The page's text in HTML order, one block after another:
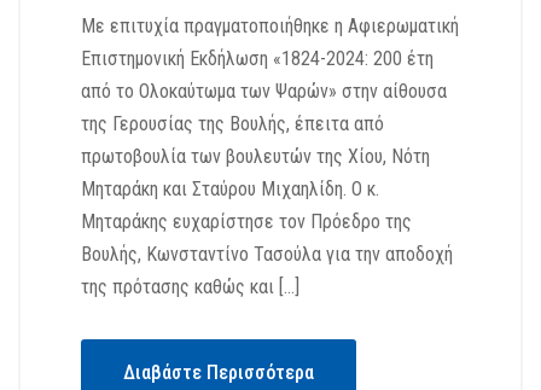
Με επιτυχία πραγματοποιήθηκε η Αφιερωματική
Επιστημονική Εκδήλωση «1824-2024: 200 έτη
από το Ολοκαύτωμα των Ψαρών» στην αίθουσα
της Γερουσίας της Βουλής, έπειτα από
πρωτοβουλία των βουλευτών της Χίου, Νότη
Μηταράκη και Σταύρου Μιχαηλίδη. Ο κ.
Μηταράκης ευχαρίστησε τον Πρόεδρο της
Βουλής, Κωνσταντίνο Τασούλα για την αποδοχή
της πρότασης καθώς και […]
Διαβάστε Περισσότερα